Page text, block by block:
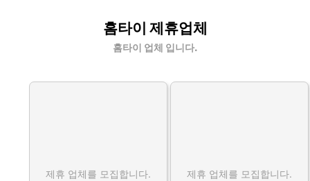
홈타이 제휴업체
홈타이 업체 입니다.
제휴 업체를 모집합니다. 제휴 업체를 모집합니다.